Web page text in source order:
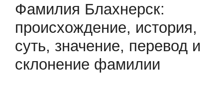
Фамилия Блахнерск:
происхождение, история,
суть, значение, перевод и
склонение фамилии